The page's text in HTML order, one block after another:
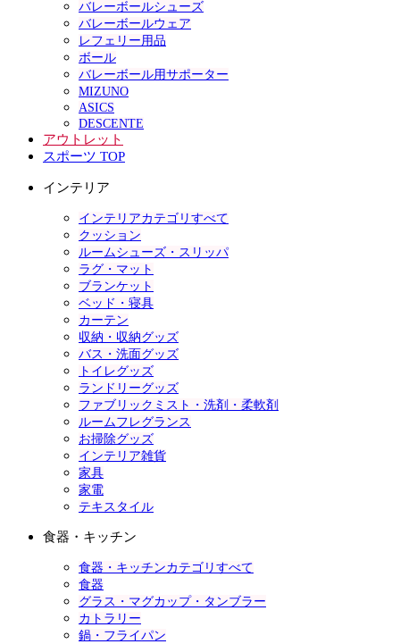
バレーボールシューズ
バレーボールウェア
レフェリー用品
ボール
バレーボール用サポーター
MIZUNO
ASICS
DESCENTE
アウトレット
スポーツ TOP
インテリア
インテリアカテゴリすべて
クッション
ルームシューズ・スリッパ
ラグ・マット
ブランケット
ベッド・寝具
カーテン
収納・収納グッズ
バス・洗面グッズ
トイレグッズ
ランドリーグッズ
ファブリックミスト・洗剤・柔軟剤
ルームフレグランス
お掃除グッズ
インテリア雑貨
家具
家電
テキスタイル
食器・キッチン
食器・キッチンカテゴリすべて
食器
グラス・マグカップ・タンブラー
カトラリー
鍋・フライパン